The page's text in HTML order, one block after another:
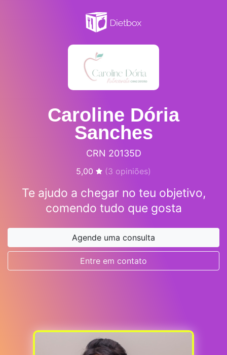
Caroline Dória
Sanches
CRN 20135D
5,00 (3 opiniões)
Te ajudo a chegar no teu objetivo,
comendo tudo que gosta
Agende uma consulta
Entre em contato